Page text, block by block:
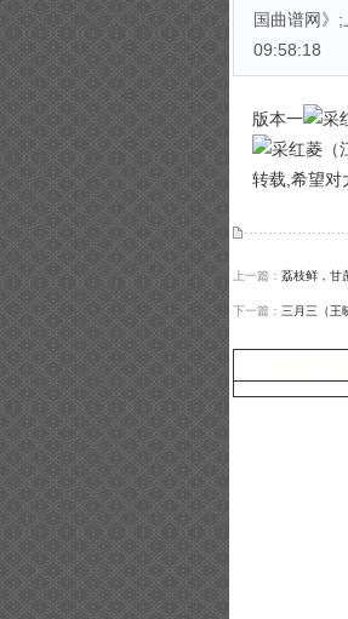
国曲谱网》
09:58:18
版本一
转载,希望对
上一篇： 荔枝鲜，甘
下一篇： 三月三（王